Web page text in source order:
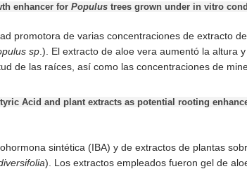
enhancer forPopulus trees grown under in vitro
promotora de varias concentraciones de extracto
sp .). El extracto de aloe vera aumentó la altura
de las raíces, así como las concentraciones de
Acid and plant extracts as potential rooting
sintética (IBA) y de extractos de plantas
). Los extractos empleados fueron gel de